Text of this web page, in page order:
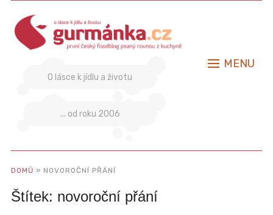
O lásce k jídlu a životu
... od roku 2006
MENU
DOMŮ » NOVOROČNÍ PŘÁNÍ
Štítek: novoroční přání